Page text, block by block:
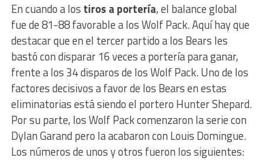
En cuando a los tiros a portería, el balance global
fue de 81-88 favorable a los Wolf Pack. Aquí hay que
destacar que en el tercer partido a los Bears les
bastó con disparar 16 veces a portería para ganar,
frente a los 34 disparos de los Wolf Pack. Uno de los
factores decisivos a favor de los Bears en estas
eliminatorias está siendo el portero Hunter Shepard.
Por su parte, los Wolf Pack comenzaron la serie con
Dylan Garand pero la acabaron con Louis Domingue.
Los números de unos y otros fueron los siguientes: